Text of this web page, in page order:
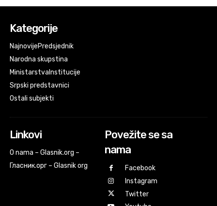
Kategorije
NajnovijePredsjednik
Narodna skupstina
Ministarstva Institucije
Srpski predstavnici
Ostali subjekti
Linkovi
O nama – Glasnik.org –
Гласник.орг – Glasnik org
Povežite se sa
nama
Facebook
Instagram
Twitter